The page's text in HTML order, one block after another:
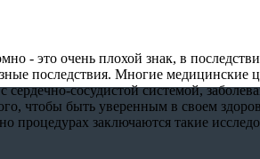
- это очень плохой знак, в
последствия. Многие медицинские
сердечно-сосудистой системой,
чтобы быть уверенным в своем
процедурах заключаются такие